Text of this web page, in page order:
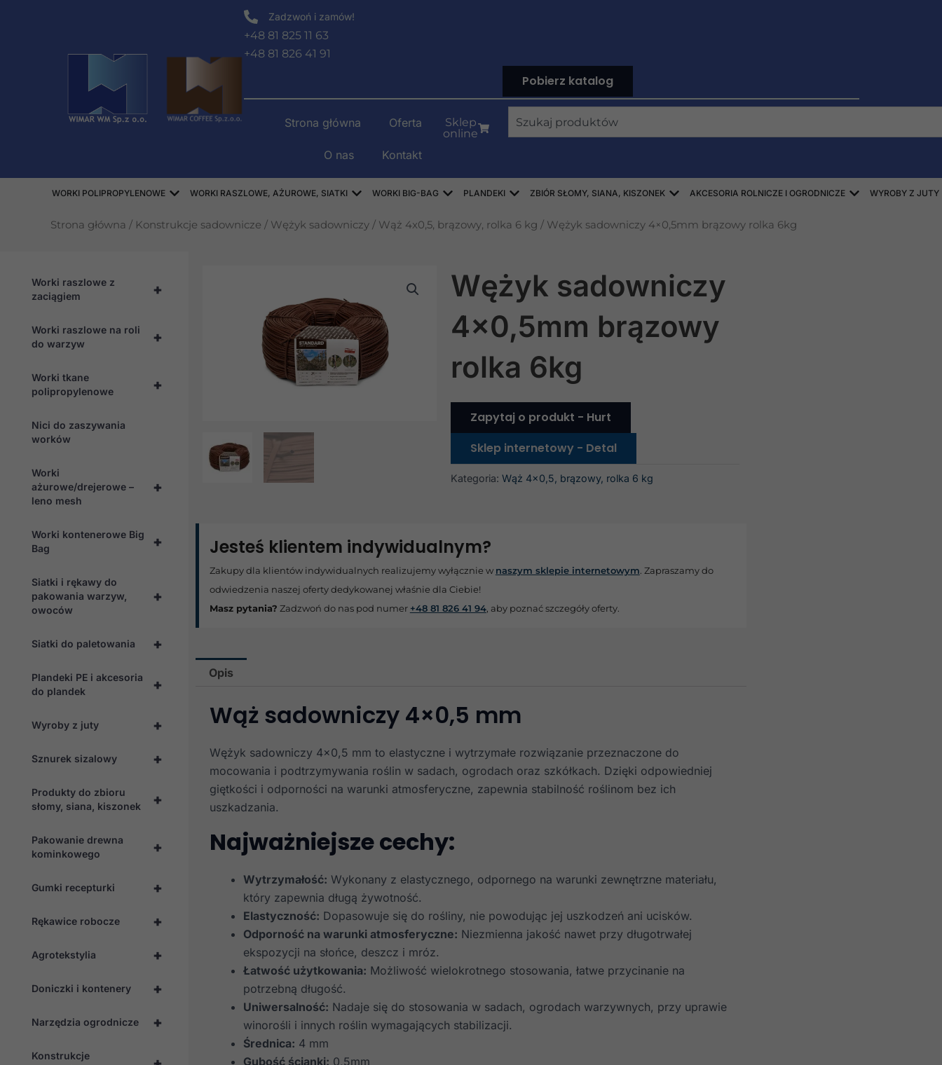
Zadzwoń i zamów!
+48 81 825 11 63
+48 81 826 41 91
Pobierz katalog
Strona główna Oferta
O nas Kontakt
Sklep
online
Wyszukiwanie
WORKI POLIPROPYLENOWE Open WORKI POLIPROPYLENOWE
WORKI RASZLOWE, AŻUROWE, SIATKI Open WORKI RASZLOWE, AŻUROWE, SIATKI
WORKI BIG-BAG Open WORKI BIG-BAG
PLANDEKI Open PLANDEKI
ZBIÓR SŁOMY, SIANA, KISZONEK Open ZBIÓR SŁOMY, SIANA, KISZONEK
AKCESORIA ROLNICZE I OGRODNICZE OpenWYROBY Z JUTY
Strona główna / Konstrukcje sadownicze / Wężyk sadowniczy / Wąż 4x0,5, brązowy, rolka 6 kg / Wężyk sadowniczy 4×0,5mm brązowy rolka 6kg
+
Worki raszlowe z
zaciągiem
+
Worki raszlowe na roli
do warzyw
+
Worki tkane
polipropylenowe
Nici do zaszywania
worków
+
Worki
ażurowe/drejerowe –
leno mesh
+
Worki kontenerowe Big
Bag
+
Siatki i rękawy do
pakowania warzyw,
owoców
+
Siatki do paletowania
+
Plandeki PE i akcesoria
do plandek
+
Wyroby z juty
+
Sznurek sizalowy
+
Produkty do zbioru
słomy, siana, kiszonek
+
Pakowanie drewna
kominkowego
+
Gumki recepturki
+
Rękawice robocze
+
Agrotekstylia
+
Doniczki i kontenery
+
Narzędzia ogrodnicze
Konstrukcje
Wężyk sadowniczy
4×0,5mm brązowy
rolka 6kg
Zapytaj o produkt - Hurt
Sklep internetowy - Detal
Kategoria: Wąż 4x0,5, brązowy, rolka 6 kg
Jesteś klientem indywidualnym?
Zakupy dla klientów indywidualnych realizujemy wyłącznie w naszym sklepie internetowym . Zapraszamy do
odwiedzenia naszej oferty dedykowanej właśnie dla Ciebie!
Masz pytania? Zadzwoń do nas pod numer +48 81 826 41 94, aby poznać szczegóły oferty.
Opis
Wąż sadowniczy 4×0,5 mm
Wężyk sadowniczy 4×0,5 mm to elastyczne i wytrzymałe rozwiązanie przeznaczone do
mocowania i podtrzymywania roślin w sadach, ogrodach oraz szkółkach. Dzięki odpowiedniej
giętkości i odporności na warunki atmosferyczne, zapewnia stabilność roślinom bez ich
uszkadzania.
Najważniejsze cechy:
Wytrzymałość: Wykonany z elastycznego, odpornego na warunki zewnętrzne materiału,
który zapewnia długą żywotność.
Elastyczność: Dopasowuje się do rośliny, nie powodując jej uszkodzeń ani ucisków.
Odporność na warunki atmosferyczne: Niezmienna jakość nawet przy długotrwałej
ekspozycji na słońce, deszcz i mróz.
Łatwość użytkowania: Możliwość wielokrotnego stosowania, łatwe przycinanie na
potrzebną długość.
Uniwersalność: Nadaje się do stosowania w sadach, ogrodach warzywnych, przy uprawie
winorośli i innych roślin wymagających stabilizacji.
Średnica: 4 mm
Gubość ścianki: 0,5mm